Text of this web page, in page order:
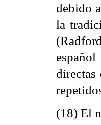
debido
la
(18) El